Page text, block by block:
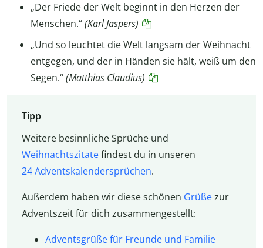
„Der Friede der Welt beginnt in den Herzen der
Menschen.“(Karl Jaspers)
„Und so leuchtet die Welt langsam der Weihnacht
entgegen, und der in Händen sie hält, weiß um den
Segen.“(Matthias Claudius)
Tipp
Weitere besinnliche Sprüche und
Weihnachtszitatefindest du in unseren
24 Adventskalendersprüchen.
Außerdem haben wir diese schönen Grüßezur
Adventszeit für dich zusammengestellt:
Adventsgrüße für Freunde und Familie